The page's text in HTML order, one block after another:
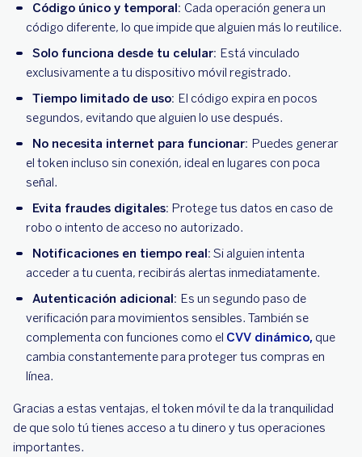
Código único y temporal: Cada operación genera un
código diferente, lo que impide que alguien más lo reutilice.
Solo funciona desde tu celular: Está vinculado
exclusivamente a tu dispositivo móvil registrado.
Tiempo limitado de uso: El código expira en pocos
segundos, evitando que alguien lo use después.
No necesita internet para funcionar: Puedes generar
el token incluso sin conexión, ideal en lugares con poca
señal.
Evita fraudes digitales: Protege tus datos en caso de
robo o intento de acceso no autorizado.
Notificaciones en tiempo real: Si alguien intenta
acceder a tu cuenta, recibirás alertas inmediatamente.
Autenticación adicional: Es un segundo paso de
verificación para movimientos sensibles. También se
complementa con funciones como el CVV dinámico, que
cambia constantemente para proteger tus compras en
línea.
Gracias a estas ventajas, el token móvil te da la tranquilidad
de que solo tú tienes acceso a tu dinero y tus operaciones
importantes.